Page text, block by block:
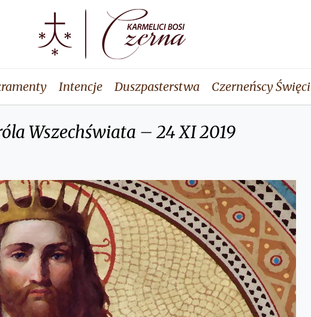
Intencje Duszpasterstwa Czerneńscy Święci
Wszechświata – 24 XI 2019